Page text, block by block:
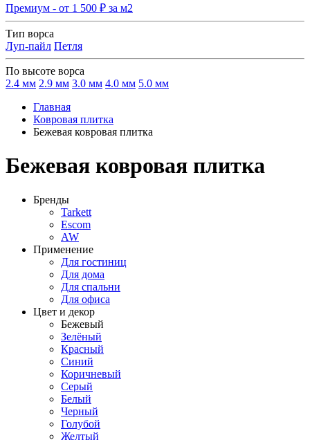
Премиум - от 1 500 ₽ за м2
Тип ворса
Луп-пайл Петля
По высоте ворса
2.4 мм 2.9 мм 3.0 мм 4.0 мм 5.0 мм
Главная
Ковровая плитка
Бежевая ковровая плитка
Бежевая ковровая плитка
Бренды
Tarkett
Escom
AW
Применение
Для гостиниц
Для дома
Для спальни
Для офиса
Цвет и декор
Бежевый
Зелёный
Красный
Синий
Коричневый
Серый
Белый
Черный
Голубой
Желтый